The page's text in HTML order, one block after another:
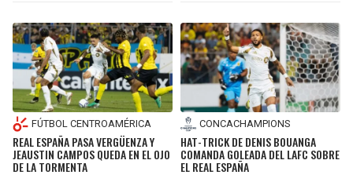
FÚTBOL CENTROAMÉRICA
REAL ESPAÑA PASA VERGÜENZA Y
JEAUSTIN CAMPOS QUEDA EN EL OJO
DE LA TORMENTA
CONCACHAMPIONS
HAT-TRICK DE DENIS BOUANGA
COMANDA GOLEADA DEL LAFC SOBRE
EL REAL ESPAÑA